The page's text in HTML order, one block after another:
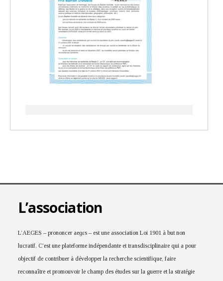
L’association
L’AEGES – prononcer aeɡɛs – est une association Loi 1901 à but non
lucratif. C’est une plateforme indépendante et transdisciplinaire qui a pour
objectif de contribuer à développer la recherche scientifique, faire
reconnaître et promouvoir le champ des études sur la guerre et la stratégie